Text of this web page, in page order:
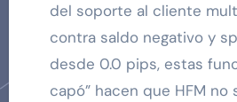
del soporte al cliente
contra saldo negativo y
desde 0.0 pips, estas
capó” hacen que HFM no